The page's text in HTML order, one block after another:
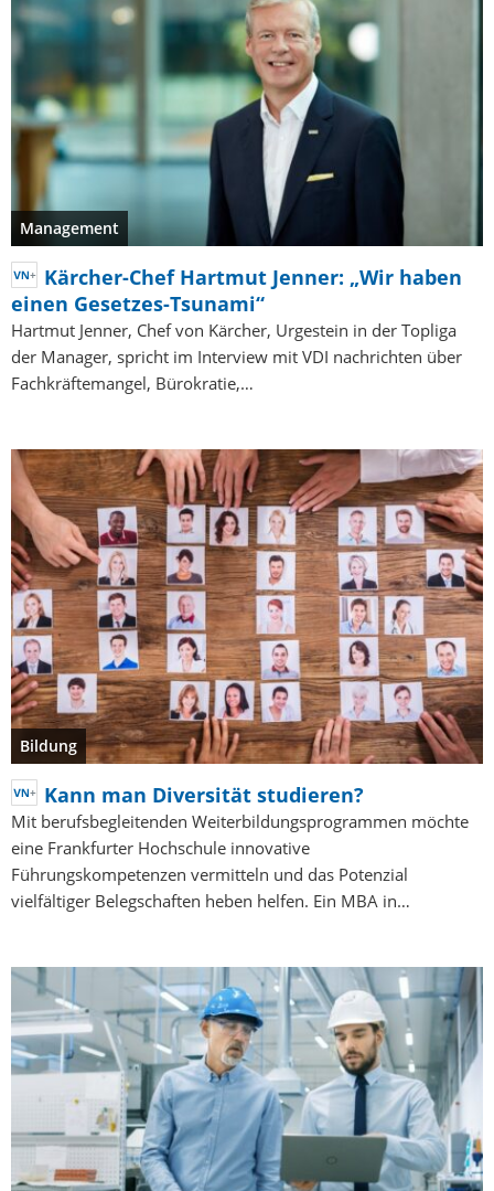
Management
Kärcher-Chef Hartmut Jenner: „Wir haben
einen Gesetzes-Tsunami“
Hartmut Jenner, Chef von Kärcher, Urgestein in der Topliga
der Manager, spricht im Interview mit VDI nachrichten über
Fachkräftemangel, Bürokratie,…
Bildung
Kann man Diversität studieren?
Mit berufsbegleitenden Weiterbildungsprogrammen möchte
eine Frankfurter Hochschule innovative
Führungskompetenzen vermitteln und das Potenzial
vielfältiger Belegschaften heben helfen. Ein MBA in…